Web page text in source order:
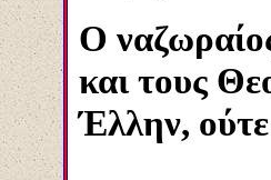
Ο
και τους
Έλλην,